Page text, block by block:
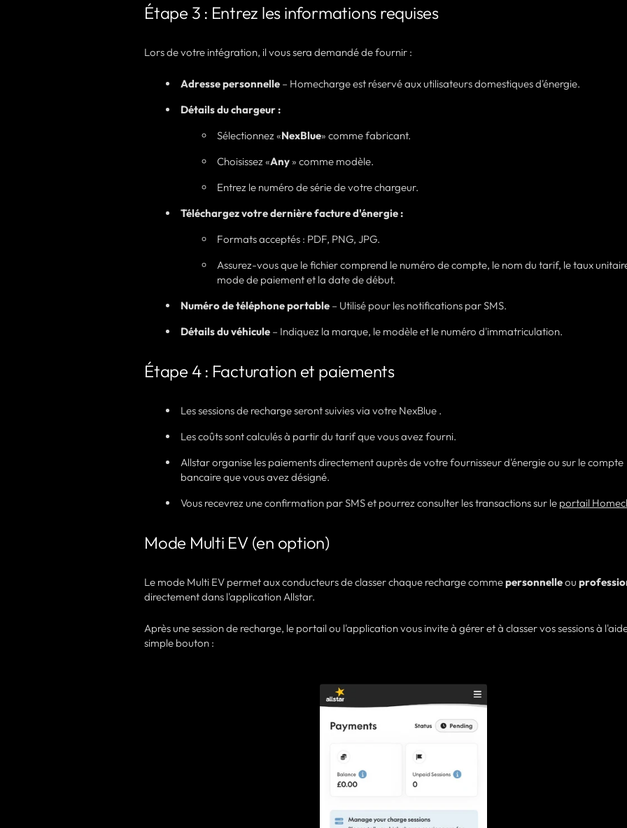
Étape 3 : Entrez les informations requises
Lors de votre intégration, il vous sera demandé de fournir :
Adresse personnelle – Homecharge est réservé aux utilisateurs domestiques d'énergie.
Détails du chargeur :
Sélectionnez «NexBlue» comme fabricant.
Choisissez «Any » comme modèle.
Entrez le numéro de série de votre chargeur.
Téléchargez votre dernière facture d'énergie :
Formats acceptés : PDF, PNG, JPG.
Assurez-vous que le fichier comprend le numéro de compte, le nom du tarif, le taux
mode de paiement et la date de début.
Numéro de téléphone portable – Utilisé pour les notifications par SMS.
Détails du véhicule – Indiquez la marque, le modèle et le numéro d'immatriculation.
Étape 4 : Facturation et paiements
Les sessions de recharge seront suivies via votre NexBlue .
Les coûts sont calculés à partir du tarif que vous avez fourni.
Allstar organise les paiements directement auprès de votre fournisseur d'énergie ou sur le compte
bancaire que vous avez désigné.
Vous recevrez une confirmation par SMS et pourrez consulter les transactions sur le portail
Mode Multi EV (en option)
Le mode Multi EV permet aux conducteurs de classer chaque recharge commepersonnelleou
directement dans l'application Allstar.
Après une session de recharge, le portail ou l'application vous invite à gérer et à classer vos sessions à
simple bouton :